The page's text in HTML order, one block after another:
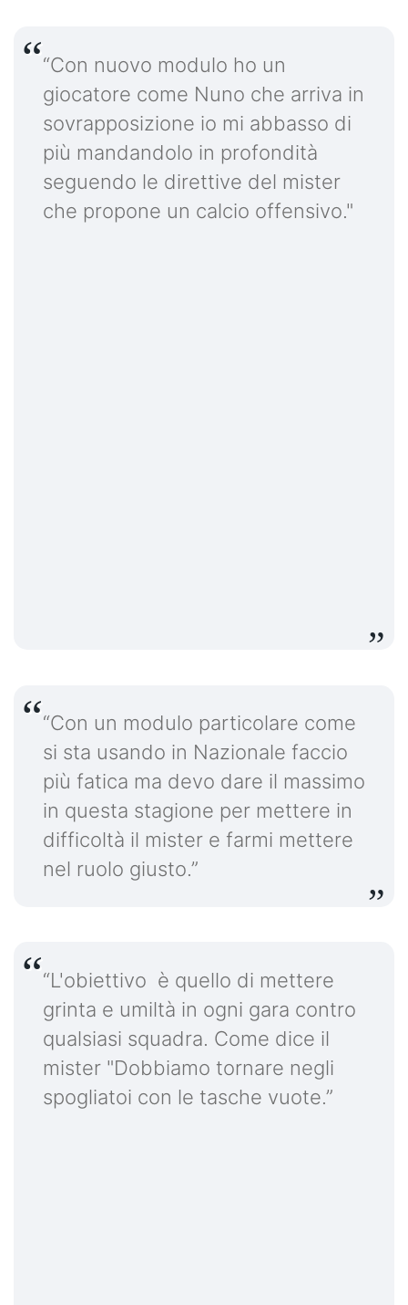
“Con nuovo modulo ho un
giocatore come Nuno che arriva in
sovrapposizione io mi abbasso di
più mandandolo in profondità
seguendo le direttive del mister
che propone un calcio offensivo."
“Con un modulo particolare come
si sta usando in Nazionale faccio
più fatica ma devo dare il massimo
in questa stagione per mettere in
difficoltà il mister e farmi mettere
nel ruolo giusto.”
“L'obiettivo è quello di mettere
grinta e umiltà in ogni gara contro
qualsiasi squadra. Come dice il
mister "Dobbiamo tornare negli
spogliatoi con le tasche vuote.”